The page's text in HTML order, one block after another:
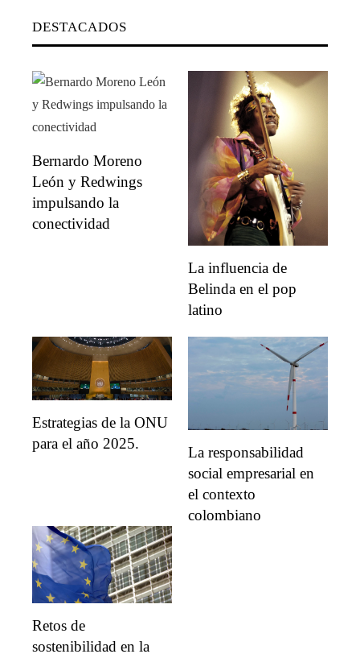
DESTACADOS
Bernardo Moreno
León y Redwings
impulsando la
conectividad
La influencia de
Belinda en el pop
latino
Estrategias de la ONU
para el año 2025.
La responsabilidad
social empresarial en
el contexto
colombiano
Retos de
sostenibilidad en la